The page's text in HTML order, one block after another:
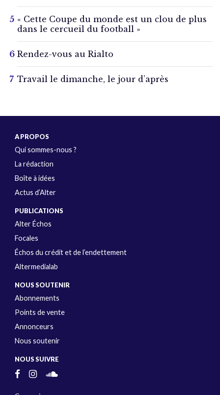
« Cette Coupe du monde est un clou de plus
dans le cercueil du football »
Rendez-vous au Rialto
Travail le dimanche, le jour d’après
A PROPOS
Qui sommes-nous ?
La rédaction
Boîte à idées
Actus d’Alter
PUBLICATIONS
Alter Échos
Focales
Échos du crédit et de l’endettement
Altermedialab
NOUS SOUTENIR
Abonnements
Points de vente
Annonceurs
Nous soutenir
NOUS SUIVRE